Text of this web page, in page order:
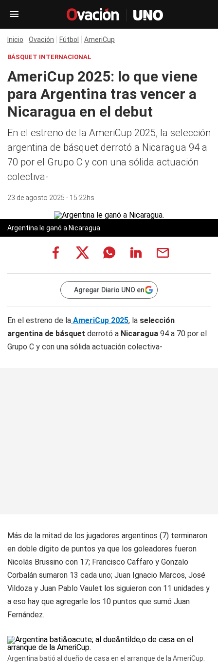
Inicio Ovación Fútbol AmeriCup
BÁSQUET INTERNACIONAL
AmeriCup 2025: lo que viene
para Argentina tras vencer a
Nicaragua en el debut
En el estreno de la AmeriCup 2025, la selección
argentina de básquet derrotó a Nicaragua 94 a
70 por el Grupo C y con una sólida actuación
colectiva-
23 de agosto 2025 - 15:22hs
Argentina le ganó a Nicaragua.
Agregar Diario UNO en
En el estreno de la AmeriCup 2025, la selección
argentina de básquet derrotó a Nicaragua 94 a 70 por el
Grupo C y con una sólida actuación colectiva-
Más de la mitad de los jugadores argentinos (7) terminaron
en doble dígito de puntos ya que los goleadores fueron
Nicolás Brussino con 17; Francisco Caffaro y Gonzalo
Corbalán sumaron 13 cada uno; Juan Ignacio Marcos, José
Vildoza y Juan Pablo Vaulet los siguieron con 11 unidades y
a eso hay que agregarle los 10 puntos que sumó Juan
Fernández.
Argentina batió al dueño de casa en el arranque de la AmeriCup.